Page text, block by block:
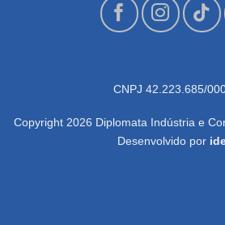
CNPJ 42.223.685/
Copyright 2026 Diplomata Indústria e
Desenvolvido por